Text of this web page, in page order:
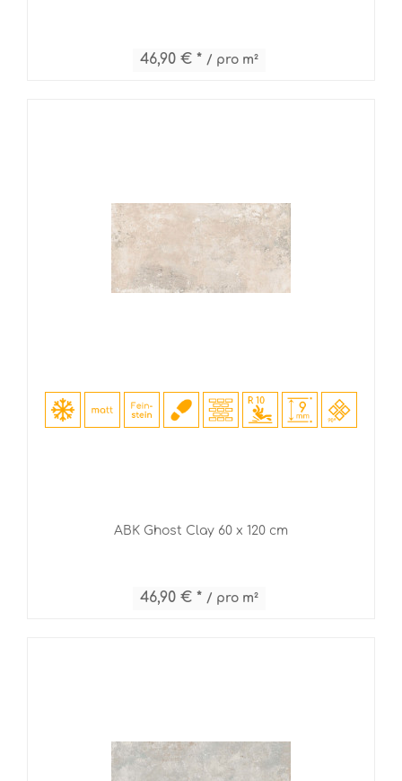
46,90 € * / pro m²
ABK Ghost Clay 60 x 120 cm
46,90 € * / pro m²